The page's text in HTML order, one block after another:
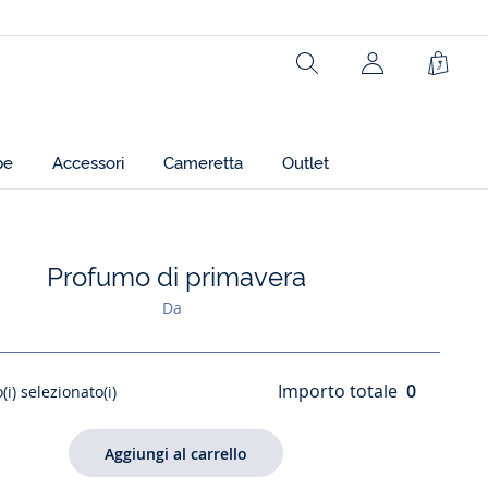
Rechercher
Accessori Cameretta Outlet
Aggiungi ai miei preferiti : Profumo di primavera
Profumo di primavera
Da
selezionato(i) Importo totale 0